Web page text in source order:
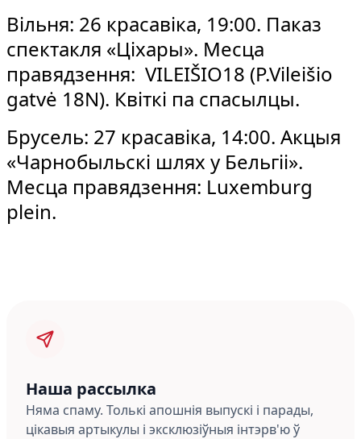
Вільня: 26 красавіка, 19:00. Паказ
спектакля «Ціхары». Месца
правядзення: VILEIŠIO18 (P.Vileišio
gatvė 18N). Квіткі па спасылцы.
Брусель: 27 красавіка, 14:00. Акцыя
«Чарнобыльскі шлях у Бельгіі».
Месца правядзення: Luxemburg
plein.
Наша рассылка
Няма спаму. Толькі апошнія выпускі і парады,
цікавыя артыкулы і эксклюзіўныя інтэрв'ю ў